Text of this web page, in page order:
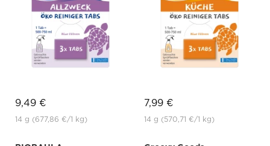
9,49 €
14 g (677,86 €/1 kg)
7,99 €
14 g (570,71 €/1 kg)